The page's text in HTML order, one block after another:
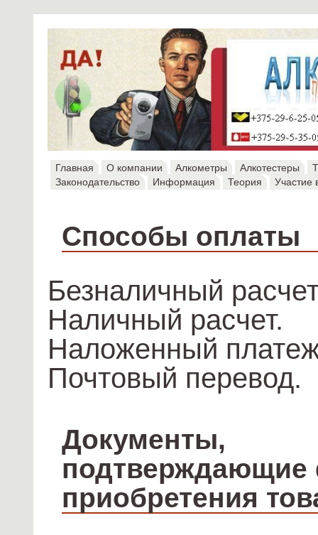
Главная О компании Алкометры Алкотестеры
Законодательство
Информация Теория Участие
Способы оплаты
Безналичный
Наличный расчет.
Наложенный
Почтовый перевод.
Документы,
подтверждающие
приобретения